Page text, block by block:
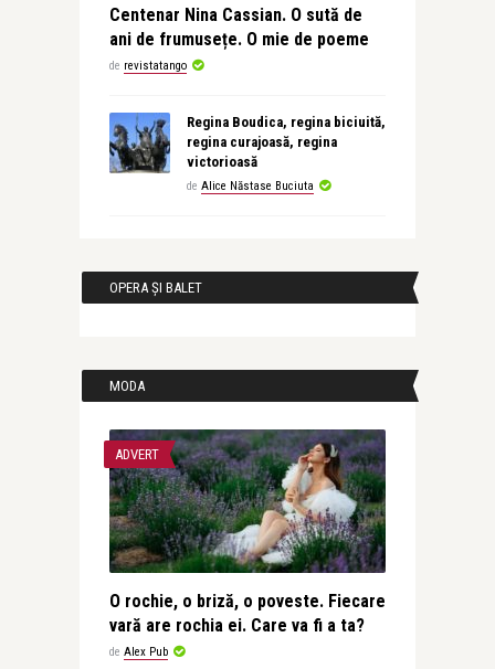
Centenar Nina Cassian. O sută de
ani de frumusețe. O mie de poeme
de revistatango
Regina Boudica, regina biciuită,
regina curajoasă, regina
victorioasă
de Alice Năstase Buciuta
OPERA ȘI BALET
MODA
ADVERT
O rochie, o briză, o poveste. Fiecare
vară are rochia ei. Care va fi a ta?
de Alex Pub